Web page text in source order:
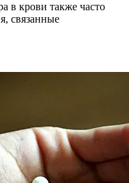
в крови также часто
связанные